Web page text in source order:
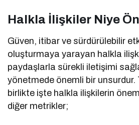
Halkla İlişkiler Niye
Güven, itibar ve sürdürülebilir
oluşturmaya yarayan halkla
paydaşlarla sürekli iletişimi
yönetmede önemli bir unsurdur.
birlikte işte halkla ilişkilerin
diğer metrikler;